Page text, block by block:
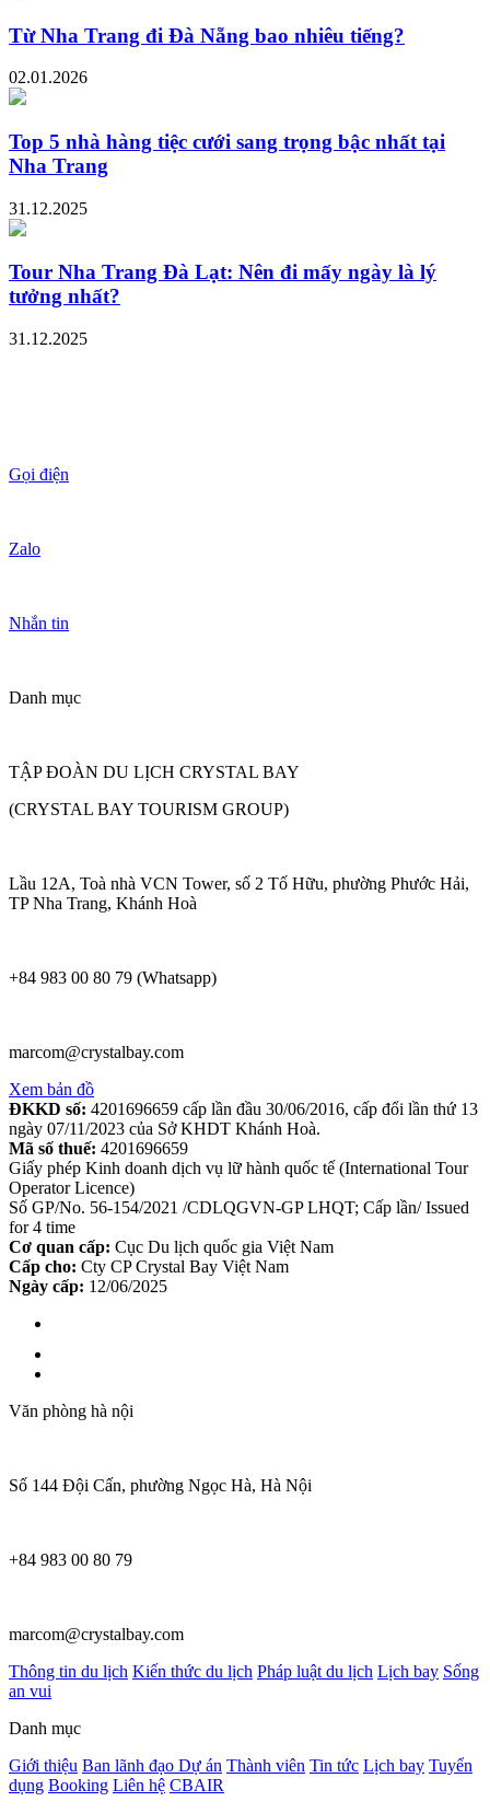
Từ Nha Trang đi Đà Nẵng bao nhiêu tiếng?
02.01.2026
Top 5 nhà hàng tiệc cưới sang trọng bậc nhất tại
Nha Trang
31.12.2025
Tour Nha Trang Đà Lạt: Nên đi mấy ngày là lý
tưởng nhất?
31.12.2025
Gọi điện
Zalo
Nhắn tin
Danh mục
TẬP ĐOÀN DU LỊCH CRYSTAL BAY
(CRYSTAL BAY TOURISM GROUP)
Lầu 12A, Toà nhà VCN Tower, số 2 Tố Hữu, phường Phước Hải,
TP Nha Trang, Khánh Hoà
+84 983 00 80 79 (Whatsapp)
marcom@crystalbay.com
Xem bản đồ
ĐKKD số: 4201696659 cấp lần đầu 30/06/2016, cấp đổi lần thứ 13
ngày 07/11/2023 của Sở KHDT Khánh Hoà.
Mã số thuế: 4201696659
Giấy phép Kinh doanh dịch vụ lữ hành quốc tế (International Tour
Operator Licence)
Số GP/No. 56-154/2021 /CDLQGVN-GP LHQT; Cấp lần/ Issued
for 4 time
Cơ quan cấp: Cục Du lịch quốc gia Việt Nam
Cấp cho: Cty CP Crystal Bay Việt Nam
Ngày cấp: 12/06/2025
Văn phòng hà nội
Số 144 Đội Cấn, phường Ngọc Hà, Hà Nội
+84 983 00 80 79
marcom@crystalbay.com
Thông tin du lịch Kiến thức du lịch Pháp luật du lịch Lịch bay Sống
an vui
Danh mục
Giới thiệu Ban lãnh đạo Dự án Thành viên Tin tức Lịch bay Tuyển
dụng Booking Liên hệ CBAIR